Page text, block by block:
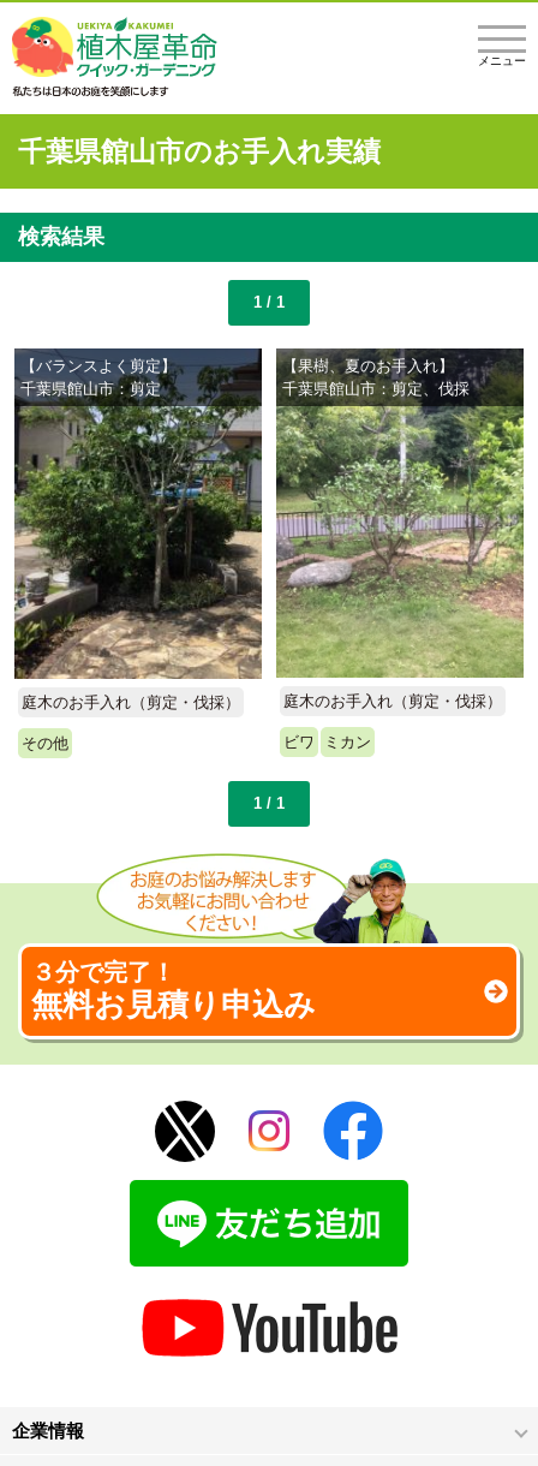
メニュー
千葉県館山市のお手入れ実績
検索結果
1 / 1
【バランスよく剪定】
千葉県館山市：剪定
庭木のお手入れ（剪定・伐採）
その他
【果樹、夏のお手入れ】
千葉県館山市：剪定、伐採
庭木のお手入れ（剪定・伐採）
ビワ ミカン
1 / 1
３分で完了！
無料お見積り申込み
企業情報